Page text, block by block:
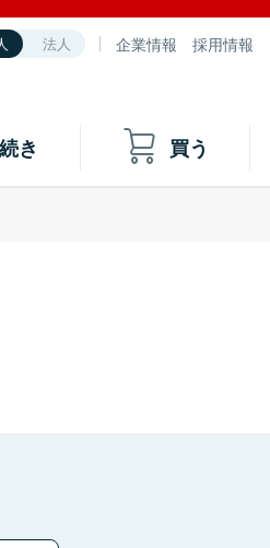
法人 企業情報 採用情報
き 買う